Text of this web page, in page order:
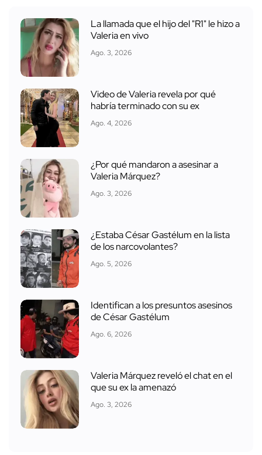
La llamada que el hijo del "R1" le hizo a
Valeria en vivo
Ago. 3, 2026
Video de Valeria revela por qué
habría terminado con su ex
Ago. 4, 2026
¿Por qué mandaron a asesinar a
Valeria Márquez?
Ago. 3, 2026
¿Estaba César Gastélum en la lista
de los narcovolantes?
Ago. 5, 2026
Identifican a los presuntos asesinos
de César Gastélum
Ago. 6, 2026
Valeria Márquez reveló el chat en el
que su ex la amenazó
Ago. 3, 2026